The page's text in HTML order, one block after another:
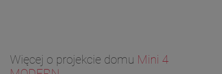
Więcej o projekcie domu Mini 4